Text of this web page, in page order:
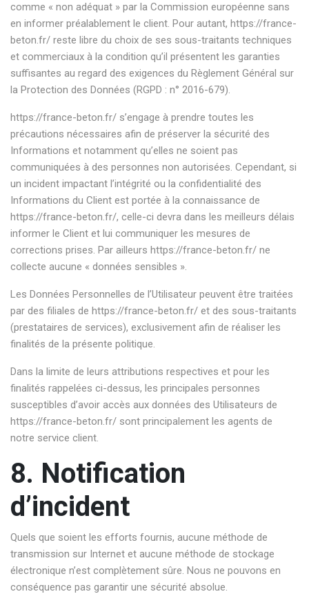
comme « non adéquat » par la Commission européenne sans
en informer préalablement le client. Pour autant, https://france-
beton.fr/ reste libre du choix de ses sous-traitants techniques
et commerciaux à la condition qu’il présentent les garanties
suffisantes au regard des exigences du Règlement Général sur
la Protection des Données (RGPD : n° 2016-679).
https://france-beton.fr/ s’engage à prendre toutes les
précautions nécessaires afin de préserver la sécurité des
Informations et notamment qu’elles ne soient pas
communiquées à des personnes non autorisées. Cependant, si
un incident impactant l’intégrité ou la confidentialité des
Informations du Client est portée à la connaissance de
https://france-beton.fr/, celle-ci devra dans les meilleurs délais
informer le Client et lui communiquer les mesures de
corrections prises. Par ailleurs https://france-beton.fr/ ne
collecte aucune « données sensibles ».
Les Données Personnelles de l’Utilisateur peuvent être traitées
par des filiales de https://france-beton.fr/ et des sous-traitants
(prestataires de services), exclusivement afin de réaliser les
finalités de la présente politique.
Dans la limite de leurs attributions respectives et pour les
finalités rappelées ci-dessus, les principales personnes
susceptibles d’avoir accès aux données des Utilisateurs de
https://france-beton.fr/ sont principalement les agents de
notre service client.
8. Notification
d’incident
Quels que soient les efforts fournis, aucune méthode de
transmission sur Internet et aucune méthode de stockage
électronique n’est complètement sûre. Nous ne pouvons en
conséquence pas garantir une sécurité absolue.